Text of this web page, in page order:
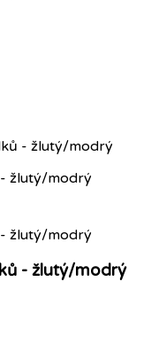
- žlutý/modrý
- žlutý/modrý